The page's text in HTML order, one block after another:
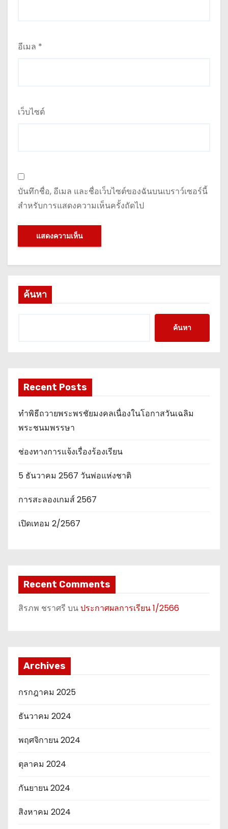
อีเมล *
เว็บไซต์
บันทึกชื่อ, อีเมล และชื่อเว็บไซต์ของฉันบนเบราว์เซอร์นี้
สำหรับการแสดงความเห็นครั้งถัดไป
ค้นหา
ค้นหา
Recent Posts
ทำพิธีถวายพระพรชัยมงคลเนื่องในโอกาสวันเฉลิม
พระชนมพรรษา
ช่องทางการแจ้งเรื่องร้องเรียน
5 ธันวาคม 2567 วันพ่อแห่งชาติ
การสะลองเกมส์ 2567
เปิดเทอม 2/2567
Recent Comments
สิรภพ ชราศรี บนประกาศผลการเรียน 1/2566
Archives
กรกฎาคม 2025
ธันวาคม 2024
พฤศจิกายน 2024
ตุลาคม 2024
กันยายน 2024
สิงหาคม 2024